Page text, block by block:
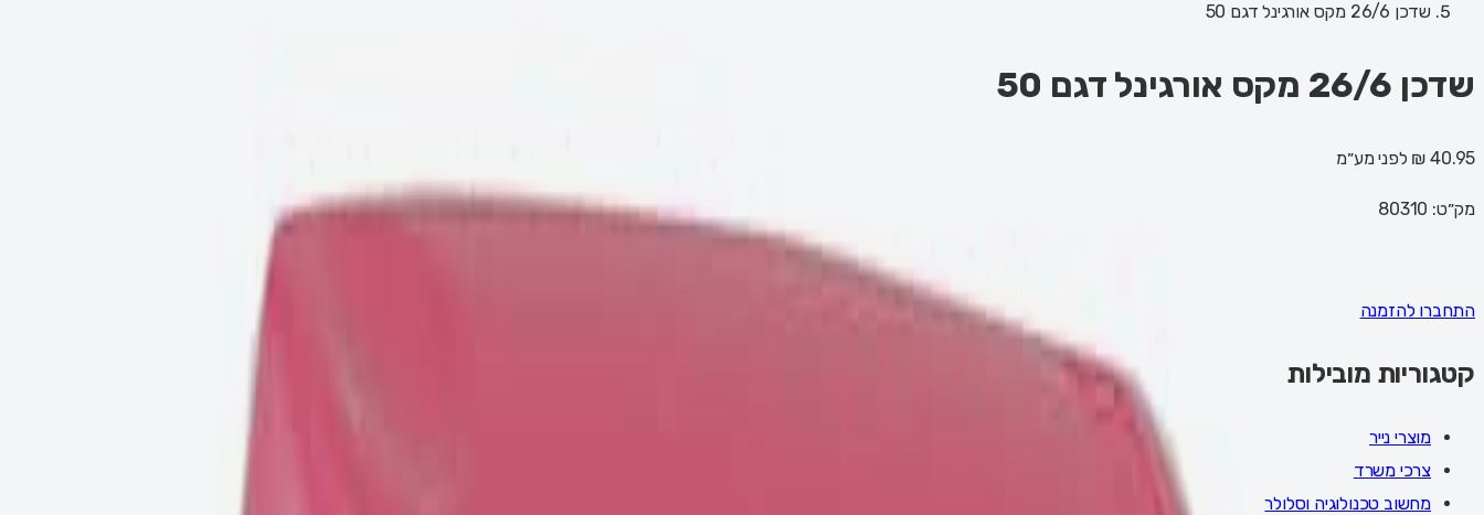
שדכן 26/6 מקס אורגינל דגם 50
שדכן 26/6 מקס אורגינל דגם 50
40.95 ₪ לפני מע״מ
מק״ט: 80310
התחברו להזמנה
קטגוריות מובילות
מוצרי נייר
צרכי משרד
מחשוב טכנולוגיה וסלולר